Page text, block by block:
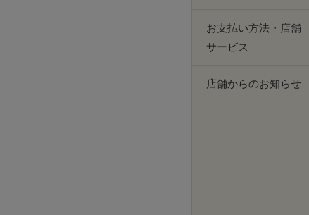
お支払い方法・店舗
サービス
店舗からのお知らせ